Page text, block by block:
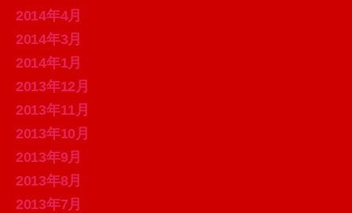
2014年4月
2014年3月
2014年1月
2013年12月
2013年11月
2013年10月
2013年9月
2013年8月
2013年7月